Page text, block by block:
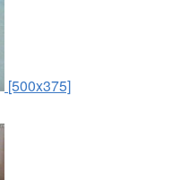
[500x375]